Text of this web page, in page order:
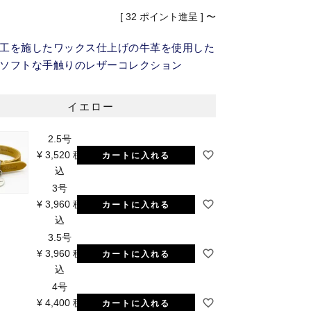
[ 32 ポイント進呈 ] 〜
を施したワックス仕上げの牛革を使用した
ソフトな手触りのレザーコレクション
イエロー
2.5号
¥ 3,520 税
込
カートに入れる
3号
¥ 3,960 税
込
カートに入れる
3.5号
¥ 3,960 税
込
カートに入れる
4号
¥ 4,400 税 カートに入れる